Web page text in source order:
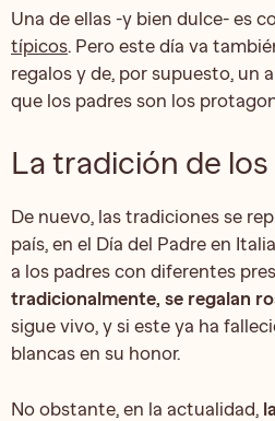
Una de ellas -y bien dulce- es
típicos. Pero este día va
regalos y de, por supuesto, un
que los padres son los
La tradición de
De nuevo, las tradiciones se
país, en el Día del Padre en
a los padres con diferentes
tradicionalmente, se regalan
sigue vivo, y si este ya ha
blancas en su honor.
No obstante, en la actualidad,